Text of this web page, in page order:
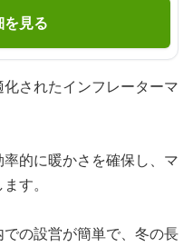
見る
されたインフレーターマ
的に暖かさを確保し、マ
す。
の設営が簡単で、冬の長